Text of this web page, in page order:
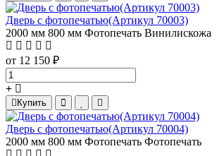
Дверь с фотопечатью(Артикул 70003)
2000 мм 800 мм Фотопечать Винилискожа
от 12 150 ₽
Купить
Дверь с фотопечатью(Артикул 70004)
2000 мм 800 мм Фотопечать Фотопечать